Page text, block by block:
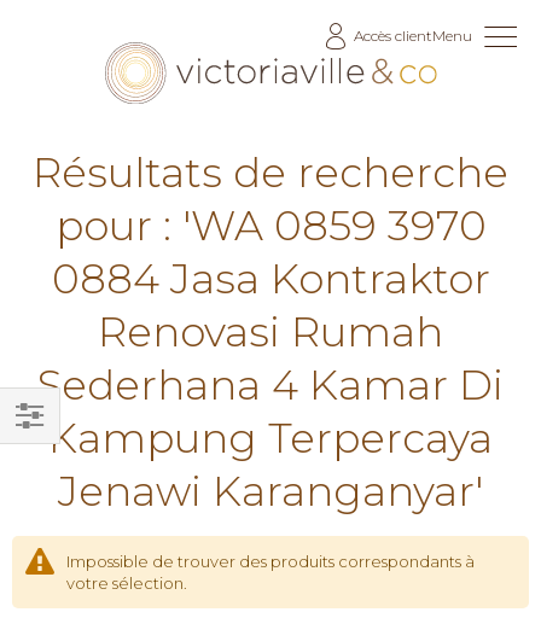
Accès clientMenu
Résultats de recherche
pour : 'WA 0859 3970
0884 Jasa Kontraktor
Renovasi Rumah
Sederhana 4 Kamar Di
Kampung Terpercaya
Jenawi Karanganyar'
Impossible de trouver des produits correspondants à
votre sélection.
Filtrer